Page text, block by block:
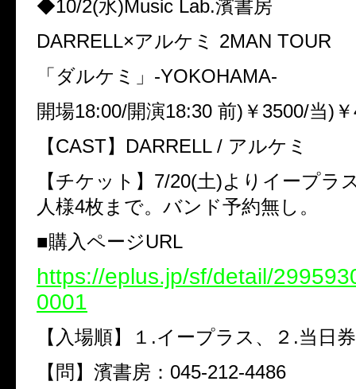
◆10/2(水)Music Lab.濱書房
DARRELL×アルケミ 2MAN TOUR
「ダルケミ」-YOKOHAMA-
開場18:00/開演18:30 前)￥3500/当)
【CAST】DARRELL / アルケミ
【チケット】7/20(土)よりイープラ
人様4枚まで。バンド予約無し。
■購入ページURL
https://eplus.jp/sf/detail/
0001
【入場順】１.イープラス、２.当日券
【問】濱書房：045-212-4486